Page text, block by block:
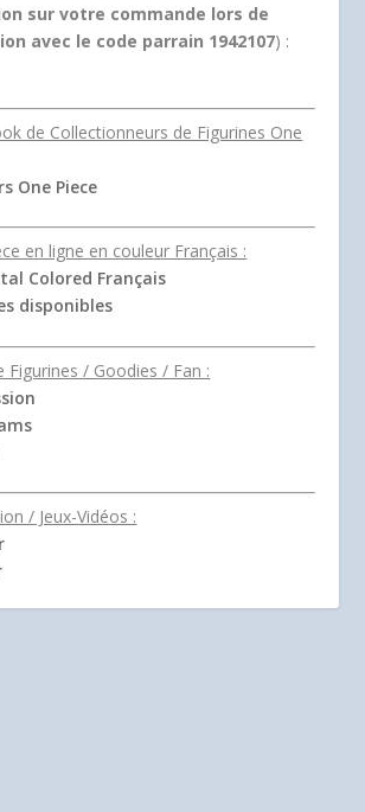
sur votre commande lors de
avec le code parrain 1942107) :
de Collectionneurs de Figurines One
One Piece
en ligne en couleur Français :
Colored Français
disponibles
Figurines / Goodies / Fan :
/ Jeux-Vidéos :